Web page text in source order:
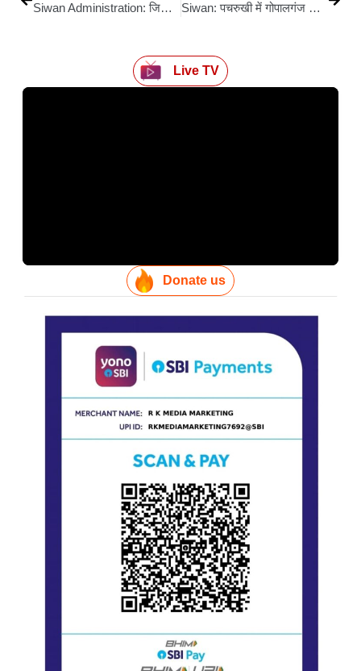
Siwan Administration: जिले में सभी सरकारी कर्मचारियों के लिए अब रोज़ बायोमैट्रिक अटेंडेंस अनिवार्य; डीएम विवेक रंजन मैत्रेय ने सख्ती के साथ जारी किया निर्देश Siwan: पचरुखी में गोपालगंज श्रम प्रवर्तन पदाधिकारी की तेज रफ्तार बोलोरो ने बाइक सवार युवकों को रौंदा, तीसरा किशोर भी चपेट में
Live TV
Donate us